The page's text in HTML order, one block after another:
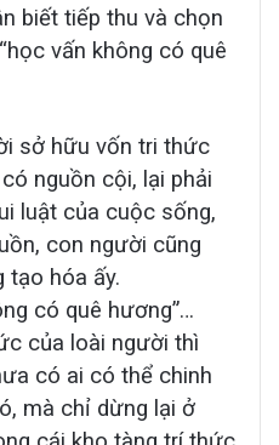
biết tiếp thu và chọn
vấn không có quê
sở hữu vốn tri thức
nguồn cội, lại phải
luật của cuộc sống,
con người cũng
tạo hóa ấy.
có quê hương”…
của loài người thì
có ai có thể chinh
mà chỉ dừng lại ở